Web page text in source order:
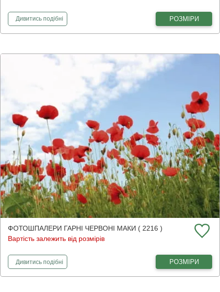
Дивитисьфотошпалери
подібні РОЗМІРИ
ФОТОШПАЛЕРИ ГАРНІ ЧЕРВОНІ МАКИ ( 2216 )
Вартість залежить від розмірів
Дивитисьфотошпалери
подібні РОЗМІРИ